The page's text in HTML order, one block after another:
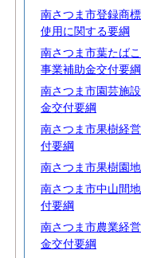
南さつま市登録商
使用に関する要綱
南さつま市葉たば
事業補助金交付要綱
南さつま市園芸施
金交付要綱
南さつま市果樹経
付要綱
南さつま市果樹園
南さつま市中山間
付要綱
南さつま市農業経
金交付要綱